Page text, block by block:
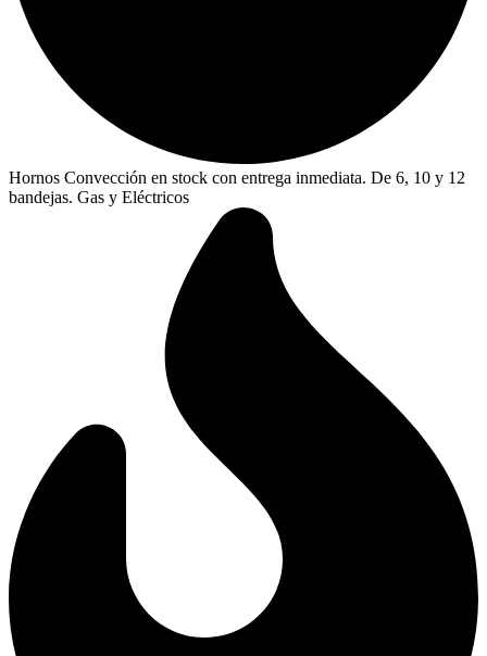
Hornos Convección en stock con entrega inmediata. De 6, 10 y 12
bandejas. Gas y Eléctricos